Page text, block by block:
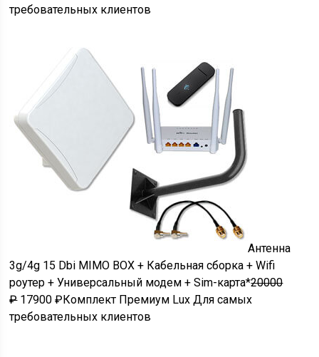
требовательных клиентов
Антенна
3g/4g 15 Dbi MIMO BOX + Кабельная сборка + Wifi
роутер + Универсальный модем + Sim-карта*20000
₽17900 ₽Комплект Премиум Lux Для самых
требовательных клиентов